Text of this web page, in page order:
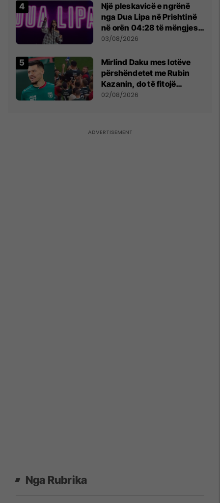
Një pleskavicë e ngrënë
nga Dua Lipa në Prishtinë
në orën 04:28 të mëngjesit
- dhe bota digjitale serbe
03/08/2026
Mirlind Daku mes lotëve
përshëndetet me Rubin
Kazanin, do të fitojë
miliona te Spartak Moska
02/08/2026
Nga Rubrika